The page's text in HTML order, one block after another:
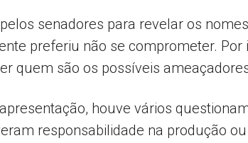
senadores para revelar os
preferiu não se comprometer.
quem são os possíveis
houve vários
responsabilidade na produção